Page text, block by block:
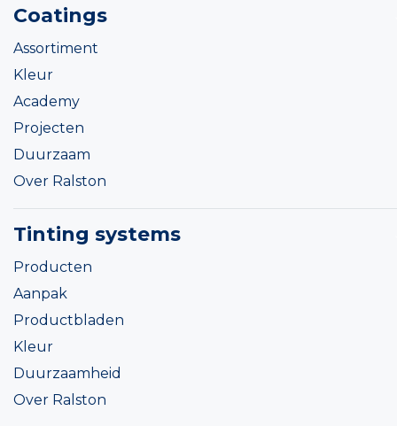
Coatings
Assortiment
Kleur
Academy
Projecten
Duurzaam
Over Ralston
Tinting systems
Producten
Aanpak
Productbladen
Kleur
Duurzaamheid
Over Ralston